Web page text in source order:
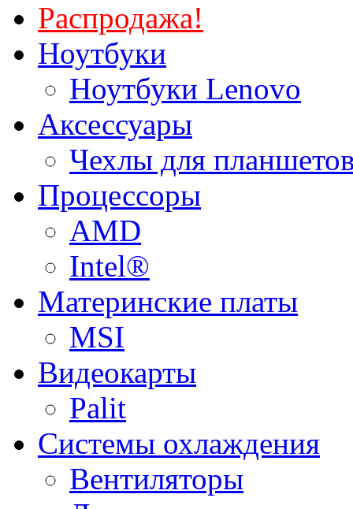
Распродажа!
Ноутбуки
Ноутбуки Lenovo
Аксессуары
Чехлы для
Процессоры
AMD
Intel®
Материнские платы
MSI
Видеокарты
Palit
Системы охлаждения
Вентиляторы